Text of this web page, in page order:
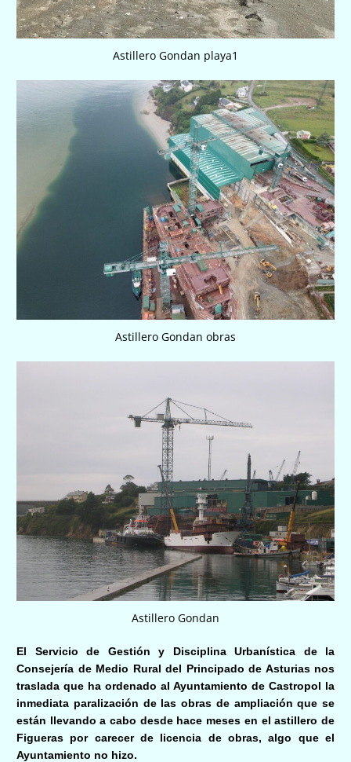
Astillero Gondan playa1
Astillero Gondan obras
Astillero Gondan
El Servicio de Gestión y Disciplina Urbanística de la
Consejería de Medio Rural del Principado de Asturias nos
traslada que ha ordenado al Ayuntamiento de Castropol la
inmediata paralización de las obras de ampliación que se
están llevando a cabo desde hace meses en el astillero de
Figueras por carecer de licencia de obras, algo que el
Ayuntamiento no hizo.